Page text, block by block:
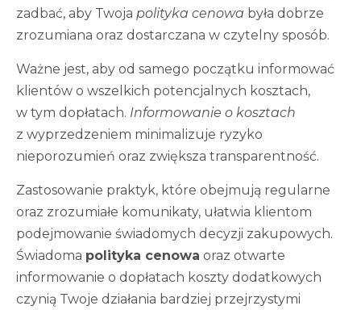
zadbać, aby Twoja polityka cenowa była dobrze
zrozumiana oraz dostarczana w czytelny sposób.
Ważne jest, aby od samego początku informować
klientów o wszelkich potencjalnych kosztach,
w tym dopłatach. Informowanie o kosztach
z wyprzedzeniem minimalizuje ryzyko
nieporozumień oraz zwiększa transparentność.
Zastosowanie praktyk, które obejmują regularne
oraz zrozumiałe komunikaty, ułatwia klientom
podejmowanie świadomych decyzji zakupowych.
Świadoma polityka cenowa oraz otwarte
informowanie o dopłatach koszty dodatkowych
czynią Twoje działania bardziej przejrzystymi